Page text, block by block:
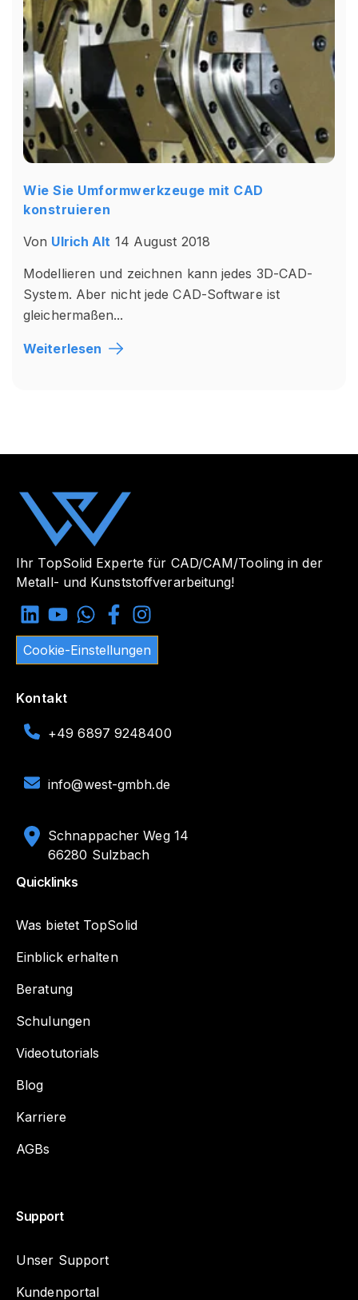
Wie Sie Umformwerkzeuge mit CAD
konstruieren
Von Ulrich Alt 14 August 2018
Modellieren und zeichnen kann jedes 3D-CAD-
System. Aber nicht jede CAD-Software ist
gleichermaßen...
Weiterlesen
Ihr TopSolid Experte für CAD/CAM/Tooling in der
Metall- und Kunststoffverarbeitung!
Cookie-Einstellungen
Kontakt
+49 6897 9248400
info@west-gmbh.de
Schnappacher Weg 14
66280 Sulzbach
Quicklinks
Was bietet TopSolid
Einblick erhalten
Beratung
Schulungen
Videotutorials
Blog
Karriere
AGBs
Support
Unser Support
Kundenportal